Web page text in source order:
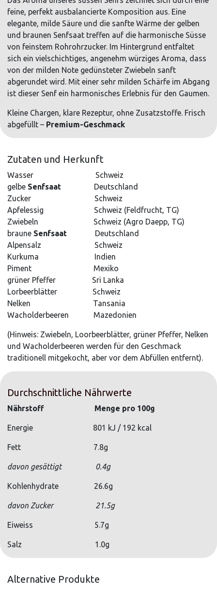
feine, perfekt ausbalancierte Komposition aus. Eine
elegante, milde Säure und die sanfte Wärme der gelben
und braunen Senfsaat treffen auf die harmonische Süsse
von feinstem Rohrohrzucker. Im Hintergrund entfaltet
sich ein vielschichtiges, angenehm würziges Aroma, dass
von der milden Note gedünsteter Zwiebeln sanft
abgerundet wird. Mit einer sehr milden Schärfe im Abgang
ist dieser Senf ein harmonisches Erlebnis für den Gaumen.
Kleine Chargen, klare Rezeptur, ohne Zusatzstoffe. Frisch
abgefüllt – Premium-Geschmack
Zutaten und Herkunft
Wasser
​Schweiz​
gelbe Senfsaat
Deutschland
Zucker
​Schweiz
Apfelessig
​​​Schweiz (Feldfrucht, TG)
Zwiebeln
​​Schweiz (Agro Daepp, TG)
braune Senfsaat
​Deutschland
Alpensalz
​​Schweiz
Kurkuma
​Indien​
Piment
​Mexiko
grüner Pfeffer
​​Sri Lanka
Lorbeerblätter
​​Schweiz
Nelken
​Tansania​
Wacholderbeeren
​Mazedonien
(Hinweis: Zwiebeln, Loorbeerblätter, grüner Pfeffer, Nelken
und Wacholderbeeren werden für den Geschmack
traditionell mitgekocht, aber vor dem Abfüllen entfernt).
Durchschnittliche Nährwerte
Nährstoff ​Menge pro 100g
Energie ​​801 kJ / 192 kcal
Fett 7.8g
davon gesättigt ​0.4g
Kohlenhydrate 26.6g
davon Zucker 21.5g
Eiweiss 5.7g
Salz 1.0g
Alternative Produkte